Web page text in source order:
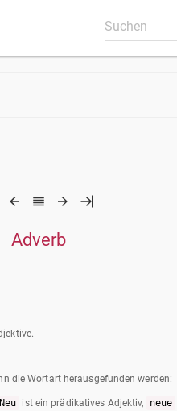
Adverb
die Wortart herausgefunden werden:
Neu ist ein prädikatives Adjektiv, neue